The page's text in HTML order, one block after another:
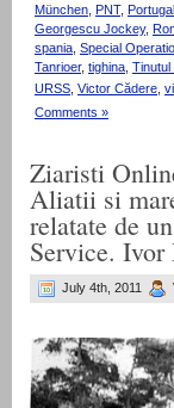
München
PNT,
Georgescu Jockey,
spania Special
Tanrioer, tighina Tinutul
URSS Victor Cădere
Comments »
Ziaristi
Aliatii si
relatate de
Service. Ivor
July 4th, 2011